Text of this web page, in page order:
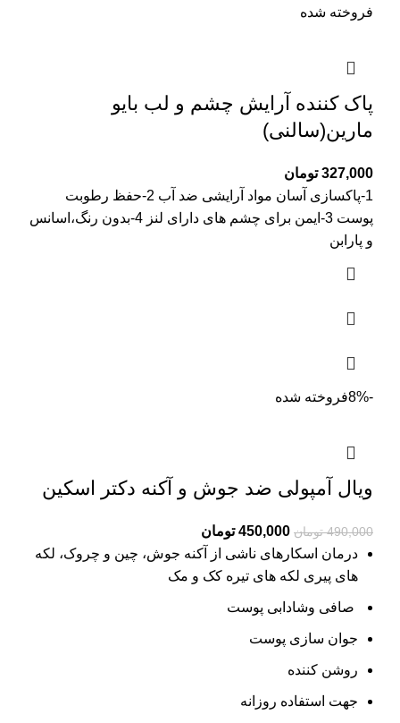
فروخته شده
پاک کننده آرایش چشم و لب بایو
مارین(سالنی)
327,000 تومان
1-پاکسازی آسان مواد آرایشی ضد آب 2-حفظ رطوبت
پوست 3-ایمن برای چشم های دارای لنز 4-بدون رنگ،اسانس
و پارابن
-8% فروخته شده
ویال آمپولی ضد جوش و آکنه دکتر اسکین
490,000 تومان Original
price
was:
490,000 تومان.
450,000 تومان
price
is:
درمان اسکارهای ناشی از آکنه جوش، چین و چروک، لکه
های پیری لکه های تیره کک و مک
صافی وشادابی پوست
جوان سازی پوست
روشن کننده
جهت استفاده روزانه